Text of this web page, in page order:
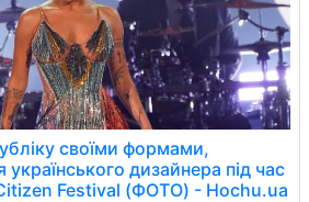
своїми формами,
дизайнера під час
Festival (ФОТО) - Hochu.ua